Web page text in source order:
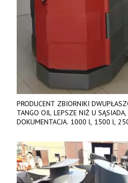
PRODUCENT ZBIORNIKI
TANGO OIL LEPSZE NIŻ U SĄSIADA,
DOKUMENTACJA. 1000 l, 1500 l,
842 737, www.tango-oil.pl